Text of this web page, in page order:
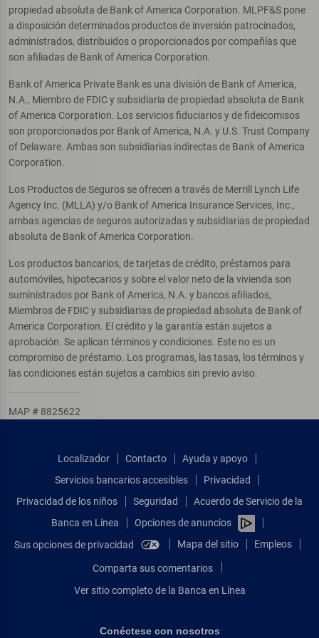
propiedad absoluta de Bank of America Corporation. MLPF&S pone
a disposición determinados productos de inversión patrocinados,
administrados, distribuidos o proporcionados por compañías que
son afiliadas de Bank of America Corporation.
Bank of America Private Bank es una división de Bank of America,
N.A., Miembro de FDIC y subsidiaria de propiedad absoluta de Bank
of America Corporation. Los servicios fiduciarios y de fideicomisos
son proporcionados por Bank of America, N.A. y U.S. Trust Company
of Delaware. Ambas son subsidiarias indirectas de Bank of America
Corporation.
Los Productos de Seguros se ofrecen a través de Merrill Lynch Life
Agency Inc. (MLLA) y/o Bank of America Insurance Services, Inc.,
ambas agencias de seguros autorizadas y subsidiarias de propiedad
absoluta de Bank of America Corporation.
Los productos bancarios, de tarjetas de crédito, préstamos para
automóviles, hipotecarios y sobre el valor neto de la vivienda son
suministrados por Bank of America, N.A. y bancos afiliados,
Miembros de FDIC y subsidiarias de propiedad absoluta de Bank of
America Corporation. El crédito y la garantía están sujetos a
aprobación. Se aplican términos y condiciones. Este no es un
compromiso de préstamo. Los programas, las tasas, los términos y
las condiciones están sujetos a cambios sin previo aviso.
MAP # 8825622
Localizador Contacto
Ayuda y apoyo
Servicios bancarios accesibles
Privacidad
Privacidad de los niños
Seguridad
Acuerdo de Servicio de la
Banca en Línea
Opciones de anuncios
Sus opciones de privacidad
Mapa del sitio Empleos
Comparta sus comentarios
Ver sitio completo de la Banca en Línea
Conéctese con nosotros